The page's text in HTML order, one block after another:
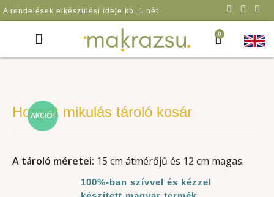
A rendelések elkészülési ideje kb. 1 hét
0
AKCIÓ!
Horgolt mikulás tároló kosár
A tároló méretei: 15 cm átmérőjű és 12 cm magas.
100%-ban szívvel és kézzel